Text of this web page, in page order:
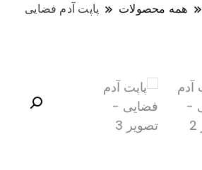
همه محصولات پاپت آدم فضایی